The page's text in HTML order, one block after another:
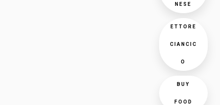
NESE
ETTORE
CIANCIC
O
BUY
FOOD